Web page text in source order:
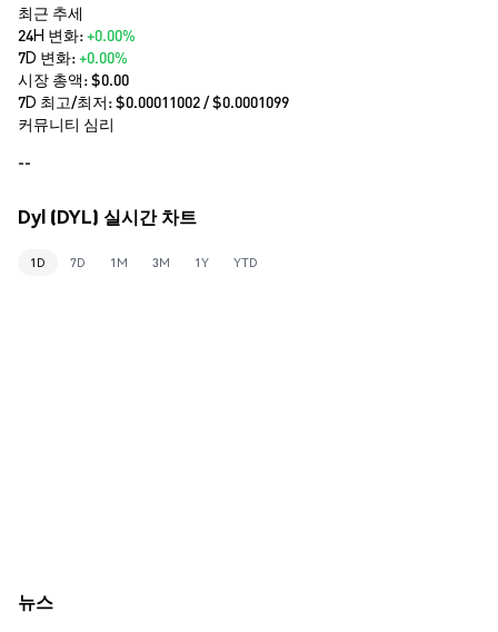
최근 추세
24H 변화:+0.00%
7D 변화:+0.00%
시장 총액:$0.00
7D 최고/최저: $0.00011002/ $0.0001099
커뮤니티 심리
--
Dyl (DYL) 실시간 차트
1D 7D 1M 3M 1Y YTD
뉴스